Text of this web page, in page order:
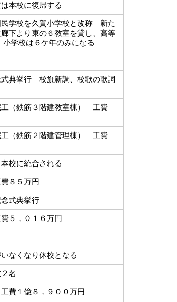
本校に復帰する
学校を久賀小学校と改称 新た
下より東の６教室を貸し、高等
学校は６ケ年のみになる
典挙行 校旗新調、校歌の歌詞
工（鉄筋３階建教室棟） 工費
工（鉄筋２階建管理棟） 工費
校に統合される
８５万円
式典挙行
５，０１６万円
なくなり休校となる
名
費１億８，９００万円